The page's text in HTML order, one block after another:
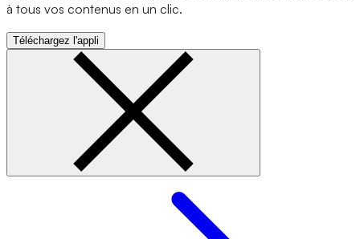
à tous vos contenus en un clic.
Téléchargez l'appli